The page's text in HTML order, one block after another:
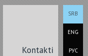
Kontakti
SRB
ENG
РУС